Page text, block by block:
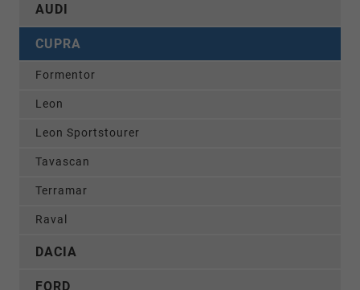
AUDI
CUPRA
Formentor
Leon
Leon Sportstourer
Tavascan
Terramar
Raval
DACIA
FORD